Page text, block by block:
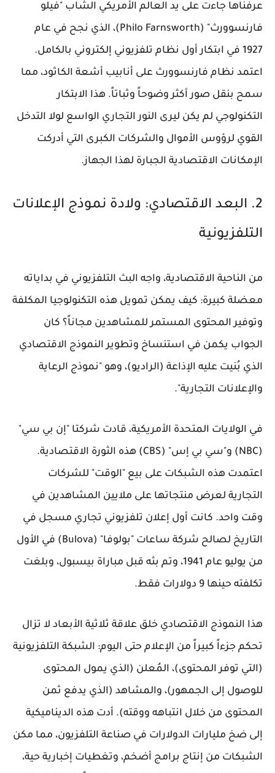
عرفناها جاءت على يد العالم الأمريكي الشاب "فيلو
فارنسوورث" (Philo Farnsworth)، الذي نجح في عام
1927 في ابتكار أول نظام تلفزيوني إلكتروني بالكامل.
اعتمد نظام فارنسوورث على أنابيب أشعة الكاثود، مما
سمح بنقل صور أكثر وضوحاً وثباتاً. هذا الابتكار
التكنولوجي لم يكن ليرى النور التجاري الواسع لولا التدخل
القوي لرؤوس الأموال والشركات الكبرى التي أدركت
الإمكانات الاقتصادية الجبارة لهذا الجهاز.
2. البعد الاقتصادي: ولادة نموذج الإعلانات
التلفزيونية
من الناحية الاقتصادية، واجه البث التلفزيوني في بداياته
معضلة كبيرة: كيف يمكن تمويل هذه التكنولوجيا المكلفة
وتوفير المحتوى المستمر للمشاهدين مجاناً؟ كان
الجواب يكمن في استنساخ وتطوير النموذج الاقتصادي
الذي بُنيت عليه الإذاعة (الراديو)، وهو "نموذج الرعاية
والإعلانات التجارية".
في الولايات المتحدة الأمريكية، قادت شركتا "إن بي سي"
(NBC) و"سي بي إس" (CBS) هذه الثورة الاقتصادية.
اعتمدت هذه الشبكات على بيع "الوقت" للشركات
التجارية لعرض منتجاتها على ملايين المشاهدين في
وقت واحد. كانت أول إعلان تلفزيوني تجاري مسجل في
التاريخ لصالح شركة ساعات "بولوفا" (Bulova) في الأول
من يوليو عام 1941، وتم بثه قبل مباراة بيسبول، وبلغت
تكلفته حينها 9 دولارات فقط.
هذا النموذج الاقتصادي خلق علاقة ثلاثية الأبعاد لا تزال
تحكم جزءاً كبيراً من الإعلام حتى اليوم: الشبكة التلفزيونية
(التي توفر المحتوى)، المُعلن (الذي يمول المحتوى
للوصول إلى الجمهور)، والمشاهد (الذي يدفع ثمن
المحتوى من خلال انتباهه ووقته). أدت هذه الديناميكية
إلى ضخ مليارات الدولارات في صناعة التلفزيون، مما مكن
الشبكات من إنتاج برامج أضخم، وتغطيات إخبارية حية،